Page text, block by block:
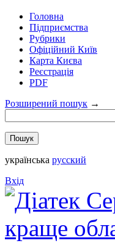
Головна
Підприємства
Рубрики
Офіційний Київ
Карта Києва
Реєстрація
PDF
Розширений пошук →
українська русский
Вхід